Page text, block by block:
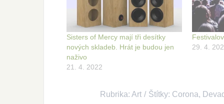
Sisters of Mercy mají tři desítky
nových skladeb. Hrát je budou jen
naživo
21. 4. 2022
29. 4.
Rubrika: Art Štítky: Corona,